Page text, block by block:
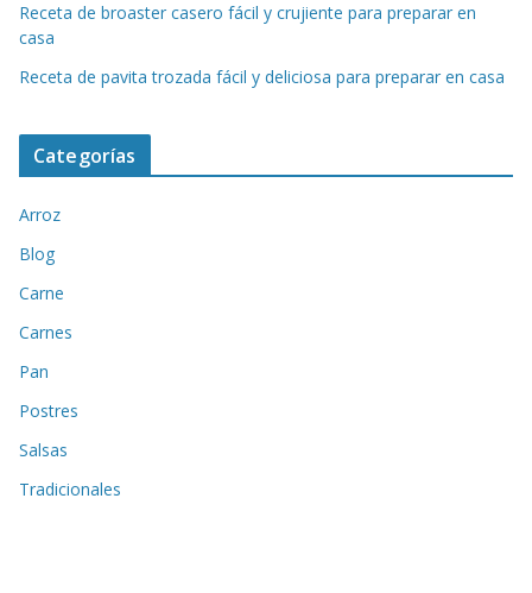
Receta de broaster casero fácil y crujiente para preparar en
casa
Receta de pavita trozada fácil y deliciosa para preparar en casa
Categorías
Arroz
Blog
Carne
Carnes
Pan
Postres
Salsas
Tradicionales